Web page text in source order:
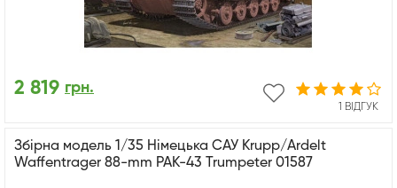
1 ВІДГУК
2 819 грн.
Збірна модель 1/35 Німецька САУ Krupp/Ardelt
Waffentrager 88-mm PAK-43 Trumpeter 01587